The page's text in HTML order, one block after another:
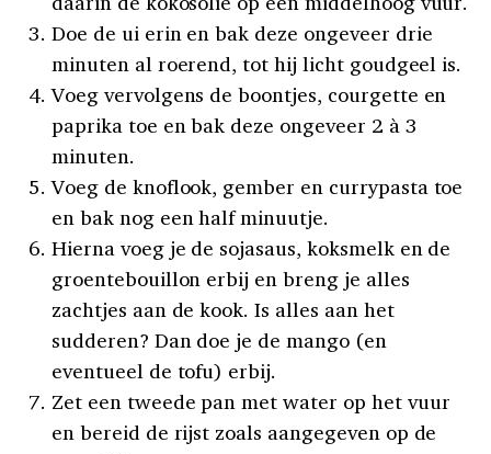
Doe de ui erin en bak deze ongeveer drie
minuten al roerend, tot hij licht goudgeel is.
Voeg vervolgens de boontjes, courgette en
paprika toe en bak deze ongeveer 2 à 3
minuten.
Voeg de knoflook, gember en currypasta toe
en bak nog een half minuutje.
Hierna voeg je de sojasaus, koksmelk en de
groentebouillon erbij en breng je alles
zachtjes aan de kook. Is alles aan het
sudderen? Dan doe je de mango (en
eventueel de tofu) erbij.
Zet een tweede pan met water op het vuur
en bereid de rijst zoals aangegeven op de